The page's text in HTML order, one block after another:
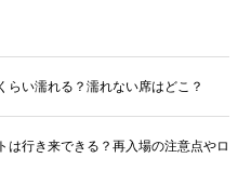
らい濡れる？濡れない席はどこ？
は行き来できる？再入場の注意点やロ